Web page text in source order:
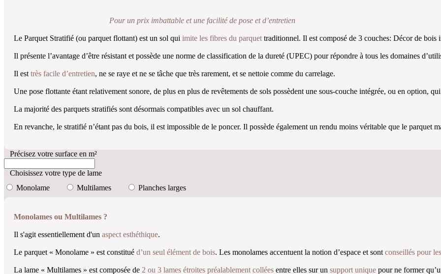
Pour un prix imbattable et une facilité de pose et d’entretien
Le Parquet Stratifié (ou parquet flottant) est un sol qui imite les fibres du parquet traditionnel. Il est composé de 3 couches: Décor de bois
Il présente l’avantage d’être résistant et possède une norme de classification de la dureté (UPEC) pour répondre à tous les domaines
Il est très facile d’entretien, ne se raye et ne se tâche que très rarement, et se nettoie comme du carrelage.
Une pose flottante étant relativement sonore, de plus en plus de revêtements de sols possèdent une sous-couche intégrée, ou en option,
La majorité des parquets stratifiés sont désormais compatibles avec un sol chauffant.
En revanche, le stratifié n’étant pas du bois, il est impossible de le poncer. Il possède également un rendu moins véritable que le parquet
Précisez votre surface en m²
Choisissez votre type de lame
Monolame
Multilames Planches larges
Monolames ou Multilames ?
Il s'agit essentiellement d'un aspect esthéthique.
Le parquet « Monolame » est constitué d’un seul élément de bois. Les monolames accentuent la notion d’espace et sont conseillés pour
La lame « Multilames » est composée de 2 ou 3 lames étroites préalablement collées entre elles sur un support unique pour ne former